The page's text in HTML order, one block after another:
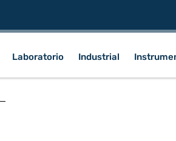
Laboratorio Industrial